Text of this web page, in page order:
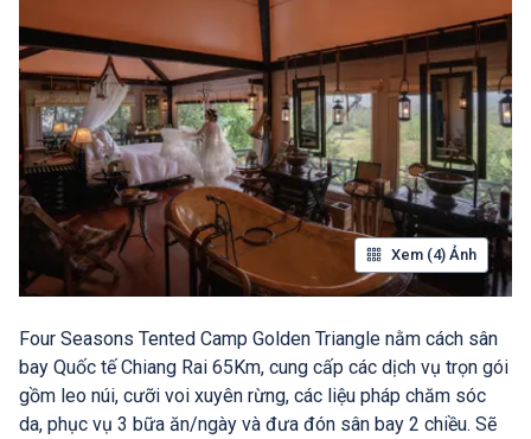
Xem (4) Ảnh
Four Seasons Tented Camp Golden Triangle nằm cách sân
bay Quốc tế Chiang Rai 65Km, cung cấp các dịch vụ trọn gói
gồm leo núi, cưỡi voi xuyên rừng, các liệu pháp chăm sóc
da, phục vụ 3 bữa ăn/ngày và đưa đón sân bay 2 chiều. Sẽ